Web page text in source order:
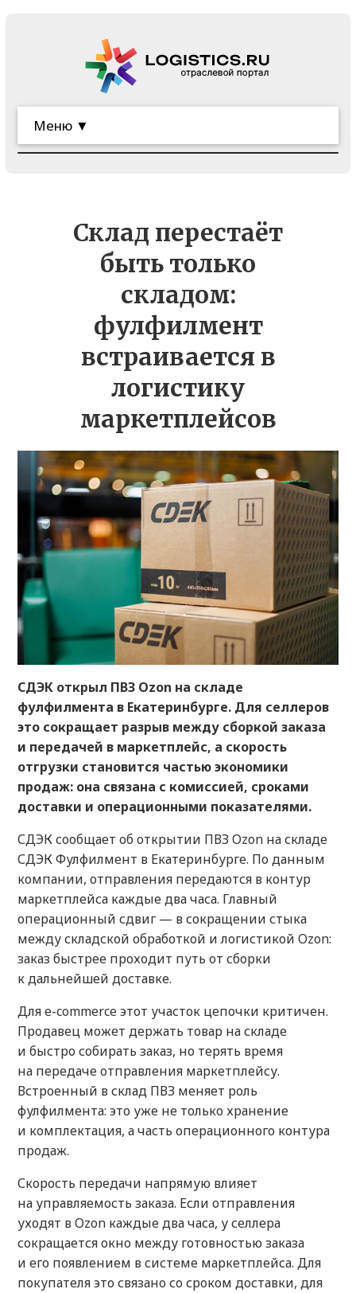
Меню ▼
Склад перестаёт
быть только
складом:
фулфилмент
встраивается в
логистику
маркетплейсов
СДЭК открыл ПВЗ Ozon на складе
фулфилмента в Екатеринбурге. Для селлеров
это сокращает разрыв между сборкой заказа
и передачей в маркетплейс, а скорость
отгрузки становится частью экономики
продаж: она связана с комиссией, сроками
доставки и операционными показателями.
СДЭК сообщает об открытии ПВЗ Ozon на складе
СДЭК Фулфилмент в Екатеринбурге. По данным
компании, отправления передаются в контур
маркетплейса каждые два часа. Главный
операционный сдвиг — в сокращении стыка
между складской обработкой и логистикой Ozon:
заказ быстрее проходит путь от сборки
к дальнейшей доставке.
Для e-commerce этот участок цепочки критичен.
Продавец может держать товар на складе
и быстро собирать заказ, но терять время
на передаче отправления маркетплейсу.
Встроенный в склад ПВЗ меняет роль
фулфилмента: это уже не только хранение
и комплектация, а часть операционного контура
продаж.
Скорость передачи напрямую влияет
на управляемость заказа. Если отправления
уходят в Ozon каждые два часа, у селлера
сокращается окно между готовностью заказа
и его появлением в системе маркетплейса. Для
покупателя это связано со сроком доставки, для